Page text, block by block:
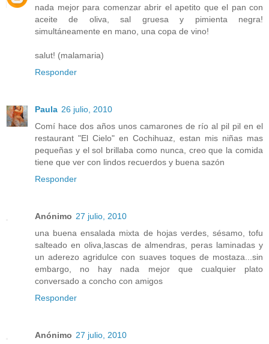
nada mejor para comenzar abrir el apetito que el pan con
aceite de oliva, sal gruesa y pimienta negra!
simultáneamente en mano, una copa de vino!
salut! (malamaria)
Responder
Paula 26 julio, 2010
Comí hace dos años unos camarones de río al pil pil en el
restaurant "El Cielo" en Cochihuaz, estan mis niñas mas
pequeñas y el sol brillaba como nunca, creo que la comida
tiene que ver con lindos recuerdos y buena sazón
Responder
Anónimo 27 julio, 2010
una buena ensalada mixta de hojas verdes, sésamo, tofu
salteado en oliva,lascas de almendras, peras laminadas y
un aderezo agridulce con suaves toques de mostaza...sin
embargo, no hay nada mejor que cualquier plato
conversado a concho con amigos
Responder
Anónimo 27 julio, 2010